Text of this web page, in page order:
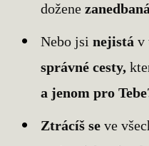
dožene
Nebo jsinejistá v
správné cesty,
a jenom pro
Ztrácíš se ve